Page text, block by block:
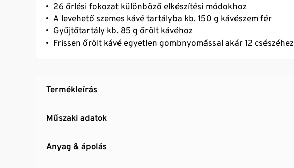
26 őrlési fokozat különböző elkészítési módokhoz
A levehető szemes kávé tartályba kb. 150 g kávészem fér
Gyűjtőtartály kb. 85 g őrölt kávéhoz
Frissen őrölt kávé egyetlen gombnyomással akár 12 csészéhez
Termékleírás
Műszaki adatok
Anyag & ápolás